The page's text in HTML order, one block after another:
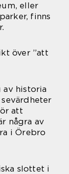
eller
finns
över ”att
av historia
att
några av
i Örebro
slottet i